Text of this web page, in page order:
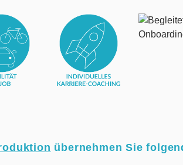
übernehmen Sie